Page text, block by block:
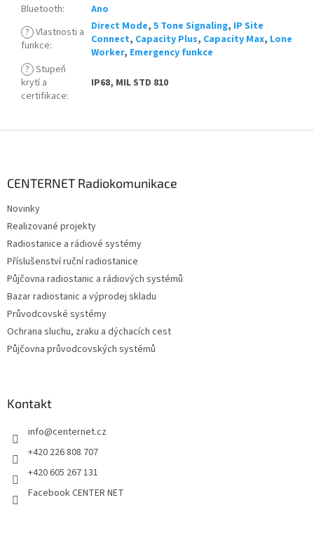
Bluetooth:
Ano
? Vlastnosti a
funkce:
Direct Mode, 5 Tone Signaling, IP Site
Connect, Capacity Plus, Capacity Max, Lone
Worker, Emergency funkce
? Stupeň
krytí a
certifikace:
IP68, MIL STD 810
CENTERNET Radiokomunikace
Novinky
Realizované projekty
Radiostanice a rádiové systémy
Příslušenství ruční radiostanice
Půjčovna radiostanic a rádiových systémů
Bazar radiostanic a výprodej skladu
Průvodcovské systémy
Ochrana sluchu, zraku a dýchacích cest
Půjčovna průvodcovských systémů
Kontakt
info@centernet.cz
+420 226 808 707
+420 605 267 131
Facebook CENTER NET